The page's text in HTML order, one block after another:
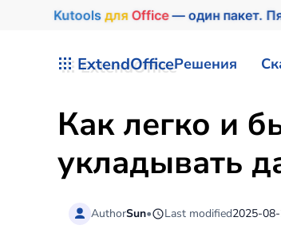
Kutools для Office— один пакет.
ExtendOfficeРешения
Как легко и
укладывать
AuthorSun• Last modified2025-